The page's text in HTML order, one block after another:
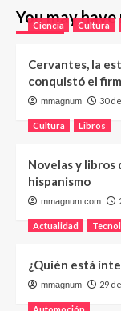
You may have
Ciencia Cultura
Cervantes, la
conquistó el
mmagnum 30
Cultura Libros
Novelas y libros
hispanismo
mmagnum.com
Actualidad
¿Quién está
mmagnum 29